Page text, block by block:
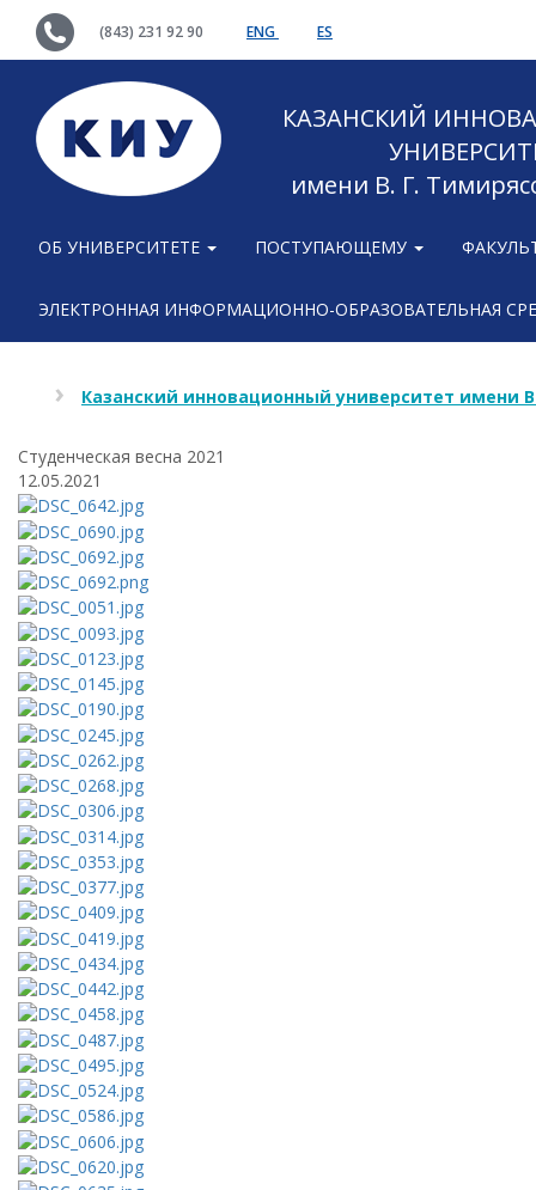
(843) 231 92 90 ENG ES
КАЗАНСКИЙ
имени В. Г.
ОБ УНИВЕРСИТЕТЕ ПОСТУПАЮЩЕМУ
ЭЛЕКТРОННАЯ ИНФОРМАЦИОННО-ОБРАЗОВАТЕЛЬНАЯ
Казанский инновационный университет имени
Cтуденческая весна 2021
12.05.2021